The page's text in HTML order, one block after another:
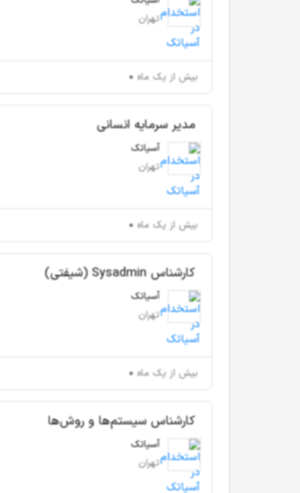
تهران
بیش از یک ماه
مدیر سرمایه انسانی
آسیاتک
تهران
بیش از یک ماه
کارشناس Sysadmin (شیفتی)
آسیاتک
تهران
بیش از یک ماه
کارشناس سیستم‌ها و روش‌ها
آسیاتک
تهران